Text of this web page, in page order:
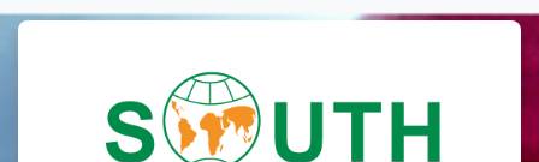
Ir para o conteúdo principal
Acesso a